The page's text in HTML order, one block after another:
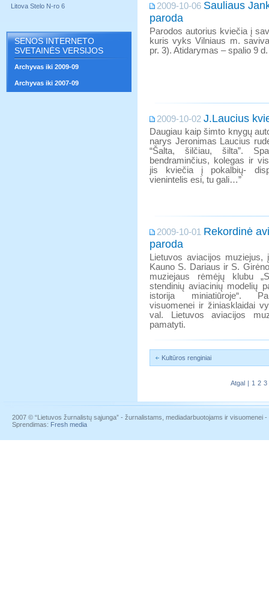
Litova Stelo N-ro 6
SENOS INTERNETO
SVETAINĖS VERSIJOS
Archyvas iki 2009-09
Archyvas iki 2007-09
2009-10-06 Sauliaus
paroda
Parodos autorius kviečia į
kuris vyks Vilniaus m.
pr. 3). Atidarymas – spalio 9
2009-10-02 J.Laucius
Daugiau kaip šimto knygų
narys Jeronimas Laucius
“Šalta, šilčiau, šilta”.
bendraminčius, kolegas ir
jis kviečia į pokalbių-
vienintelis esi, tu gali…”
2009-10-01 Rekordinė
paroda
Lietuvos aviacijos muziejus,
Kauno S. Dariaus ir S.
muziejaus rėmėjų klubu
stendinių aviacinių modelių
istorija miniatiūroje“.
visuomenei ir žiniasklaidai
val. Lietuvos aviacijos
pamatyti.
Kultūros renginiai
Atgal | 1 2 3
2007 © “Lietuvos žurnalistų sąjunga” - žurnalistams, mediadarbuotojams ir visuomenei
Sprendimas: Fresh media